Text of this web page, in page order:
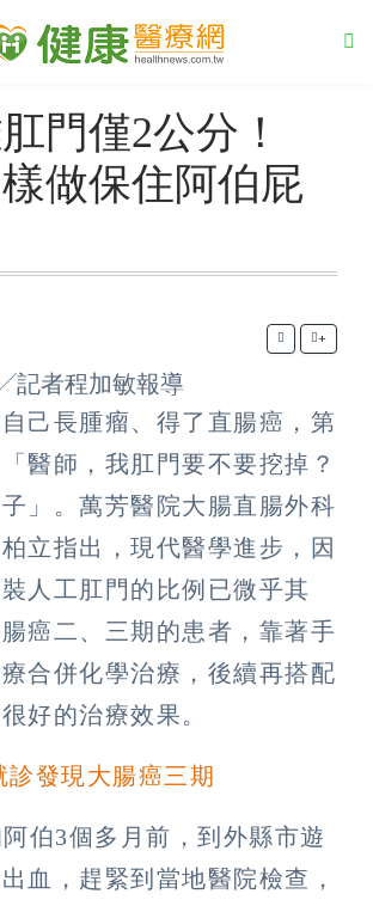
門僅2公分！
做保住阿伯屁
+
記者程加敏報導
己長腫瘤、得了直腸癌，第
醫師，我肛門要不要挖掉？
」。萬芳醫院大腸直腸外科
立指出，現代醫學進步，因
人工肛門的比例已微乎其
癌二、三期的患者，靠著手
合併化學治療，後續再搭配
好的治療效果。
診發現大腸癌三期
伯3個多月前，到外縣市遊
血，趕緊到當地醫院檢查，